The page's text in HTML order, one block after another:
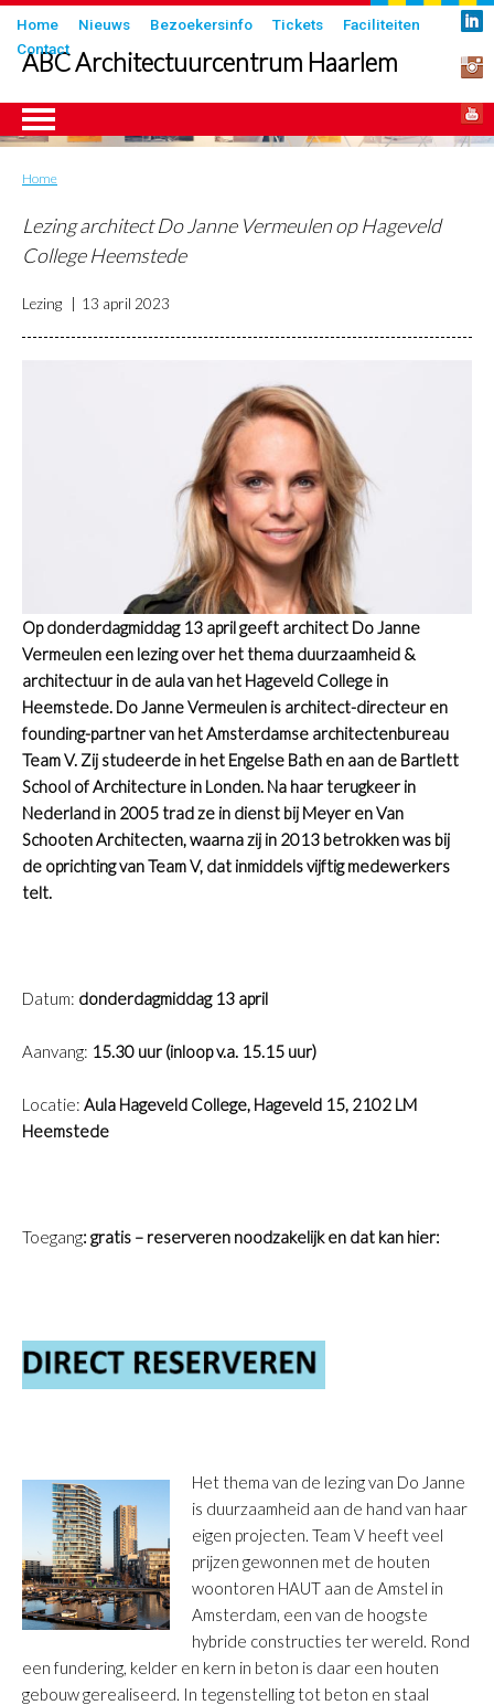
Overslaan
en
naar
inhoud
gaan
Submenu
Home Nieuws Bezoekersinfo Tickets
Faciliteiten
Contact
ABC Architectuurcentrum Haarlem
Kruimelpad
Home
Lezing architect Do Janne Vermeulen op Hageveld
College Heemstede
Lezing 13 april 2023
Op donderdagmiddag 13 april geeft architect Do Janne
Vermeulen een lezing over het thema duurzaamheid &
architectuur in de aula van het Hageveld College in
Heemstede. Do Janne Vermeulen is architect-directeur en
founding-partner van het Amsterdamse architectenbureau
Team V. Zij studeerde in het Engelse Bath en aan de Bartlett
School of Architecture in Londen. Na haar terugkeer in
Nederland in 2005 trad ze in dienst bij Meyer en Van
Schooten Architecten, waarna zij in 2013 betrokken was bij
de oprichting van Team V, dat inmiddels vijftig medewerkers
telt.
Datum: donderdagmiddag 13 april
Aanvang: 15.30 uur (inloop v.a. 15.15 uur)
Locatie: Aula Hageveld College, Hageveld 15, 2102 LM
Heemstede
Toegang: gratis – reserveren noodzakelijk en dat kan hier:
Het thema van de lezing van Do Janne
is duurzaamheid aan de hand van haar
eigen projecten. Team V heeft veel
prijzen gewonnen met de houten
woontoren HAUT aan de Amstel in
Amsterdam, een van de hoogste
hybride constructies ter wereld. Rond
een fundering, kelder en kern in beton is daar een houten
gebouw gerealiseerd. In tegenstelling tot beton en staal